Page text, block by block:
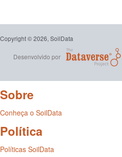
Copyright © 2026, SoilData
Desenvolvido por
Sobre
Conheça o SoilData
Política
Políticas SoilData